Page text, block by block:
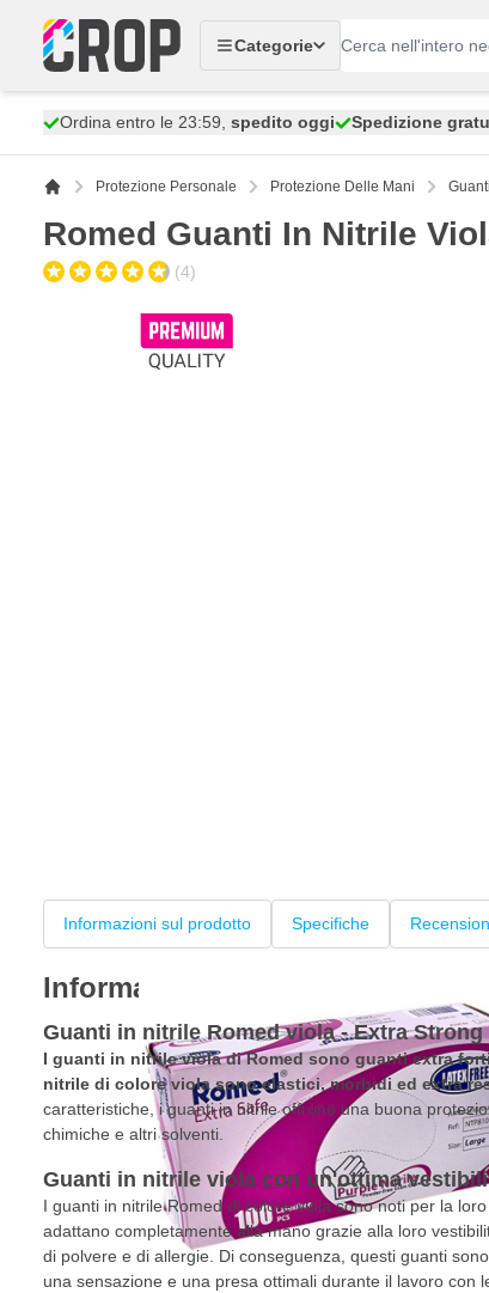
Categorie
Ordina entro le 23:59, spedito oggi Spedizione
Protezione Personale Protezione Delle Mani
Romed Guanti In Nitrile
(4)
Informazioni sul prodotto Specifiche
Informazioni sul prodotto
Guanti in nitrile Romed viola - Extra Strong
I guanti in nitrile viola di Romed sono guanti extra
nitrile di colore viola sono elastici, morbidi ed extra
caratteristiche, i guanti in nitrile offrono una buona
chimiche e altri solventi.
Guanti in nitrile viola con un'ottima
I guanti in nitrile Romed di colore viola sono noti per la
adattano completamente alla mano grazie alla loro
di polvere e di allergie. Di conseguenza, questi guanti
una sensazione e una presa ottimali durante il lavoro con